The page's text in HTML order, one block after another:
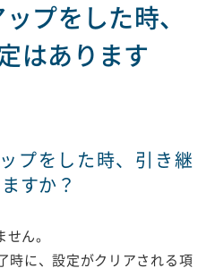
プをした時、
はあります
プをした時、引き継
すか？
ん。
時に、設定がクリアされる項